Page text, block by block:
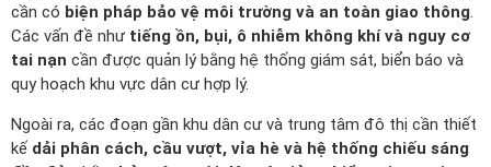
cần có biện pháp bảo vệ môi trường và an toàn giao thông.
Các vấn đề như tiếng ồn, bụi, ô nhiễm không khí và nguy cơ
tai nạn cần được quản lý bằng hệ thống giám sát, biển báo và
quy hoạch khu vực dân cư hợp lý.
Ngoài ra, các đoạn gần khu dân cư và trung tâm đô thị cần thiết
kế dải phân cách, cầu vượt, vỉa hè và hệ thống chiếu sáng